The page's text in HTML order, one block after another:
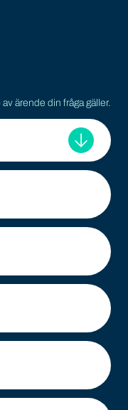
ärende din fråga gäller.